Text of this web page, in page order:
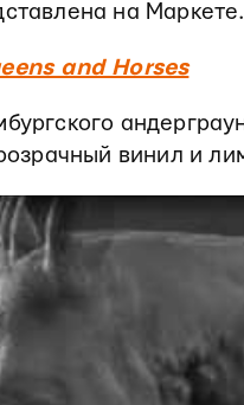
на Маркете.
and Horses
винил и